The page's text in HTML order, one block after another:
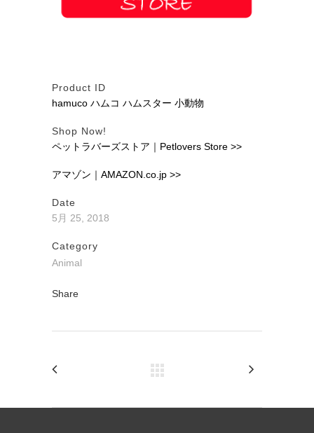
Product ID
hamuco ハムコ ハムスター 小動物
Shop Now!
ペットラバーズストア｜Petlovers Store >>
アマゾン｜AMAZON.co.jp >>
Date
5月 25, 2018
Category
Animal
Share